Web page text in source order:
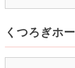
くつろぎホ